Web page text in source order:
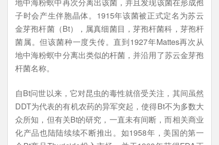
子时会产生伴胞晶体。1915年该菌被正式定名为苏云
金芽孢杆菌（Bt），属真细菌目，芽孢杆菌科，芽孢杆
菌属。但该菌种一度失传。直到1927年Mattes再次从
地中海粉螟中分离出类似的杆菌，并沿用了苏云金芽孢
杆菌名称。
自Bt问世以来，它对昆虫的毒性就倍受关注，其间虽然
DDT为代表的有机农药的异军突起，使得Bt不为多数大
众所知，但有关Bt的研究，一直未有间断，而相关商业
化产品也陆陆续续不断推出。如1958年，美国的第一